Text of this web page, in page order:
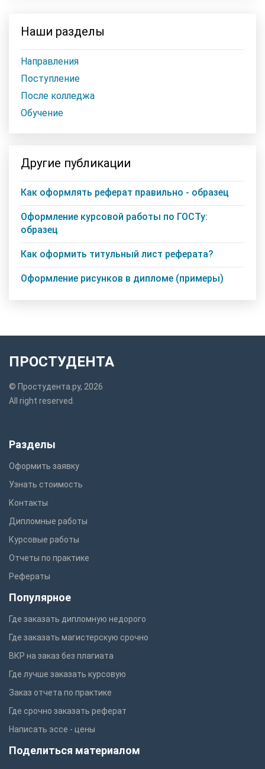
Наши разделы
Направления
Поступление
После колледжа
Обучение
Другие публикации
Как оформлять реферат правильно - образец
Оформление курсовой работы по ГОСТу:
образец
Как оформить титульный лист реферата?
Оформление рисунков в дипломе (примеры)
ПРОСТУДЕНТА
© Простудента.ру, 2026
All right reserved.
Разделы
Оформить заявку
Узнать стоимость
Контакты
Дипломные работы
Курсовые работы
Отчеты по практике
Рефераты
Популярное
Где заказать дипломную недорого
Где заказать магистерскую срочно
ВКР на заказ без плагиата
Где лучше заказать курсовую
Заказ отчета по практике
Где срочно заказать реферат
Написать эссе - цены
Поделиться материалом